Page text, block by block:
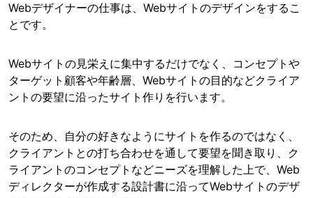
Webデザイナーの仕事は、Webサイトのデザインをするこ
とです。
Webサイトの見栄えに集中するだけでなく、コンセプトや
ターゲット顧客や年齢層、Webサイトの目的などクライア
ントの要望に沿ったサイト作りを行います。
そのため、自分の好きなようにサイトを作るのではなく、
クライアントとの打ち合わせを通して要望を聞き取り、ク
ライアントのコンセプトなどニーズを理解した上で、Web
ディレクターが作成する設計書に沿ってWebサイトのデザ